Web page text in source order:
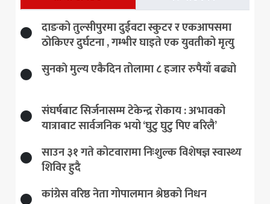
दाङको तुल्सीपुरमा दुईवटा स्कुटर र एकआपसमा
ठोकिएर दुर्घटना , गम्भीर घाइते एक युवतीको मृत्यु
सुनकाे मुल्य एकैदिन तोलामा ८ हजार रुपैयाँ बढ्यो
संघर्षबाट सिर्जनासम्म टेकेन्द्र रोकाय : अभावको
यात्राबाट सार्वजनिक भयो ‘घुटु घुटु पिए बरिलै’
साउन ३१ गते कोटवारामा निःशुल्क विशेषज्ञ स्वास्थ्य
शिविर हुदै
कांग्रेस वरिष्ठ नेता गोपालमान श्रेष्ठको निधन